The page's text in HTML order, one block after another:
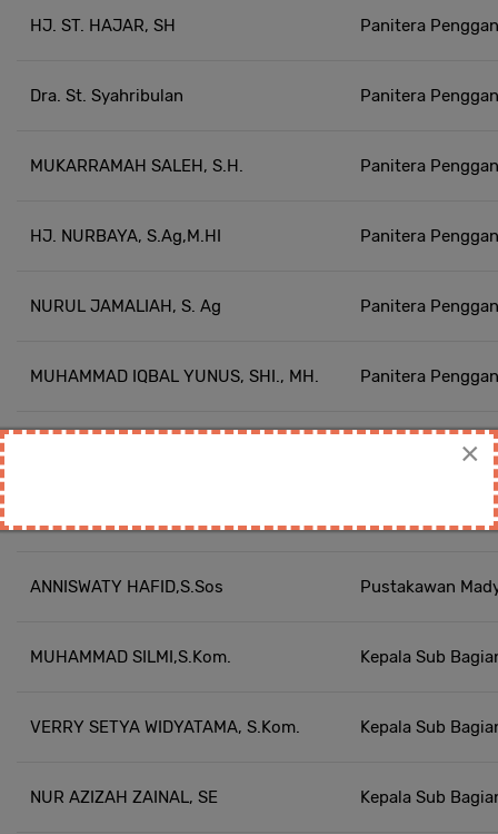
HJ. ST. HAJAR, SH Panitera
Dra. St. Syahribulan Panitera
MUKARRAMAH SALEH, S.H. Panitera
HJ. NURBAYA, S.Ag,M.HI Panitera
NURUL JAMALIAH, S. Ag Panitera
MUHAMMAD IQBAL YUNUS, SHI., MH. Panitera
ANNISWATY HAFID,S.Sos Pustakawan
MUHAMMAD SILMI,S.Kom. Kepala Sub
VERRY SETYA WIDYATAMA, S.Kom. Kepala Sub
NUR AZIZAH ZAINAL, SE Kepala Sub
×